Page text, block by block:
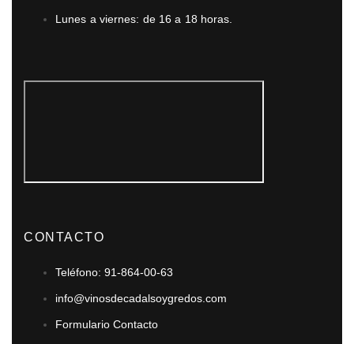
Lunes a viernes: de 16 a 18 horas.
CONTACTO
Teléfono: 91-864-00-63
info@vinosdecadalsoygredos.com
Formulario Contacto